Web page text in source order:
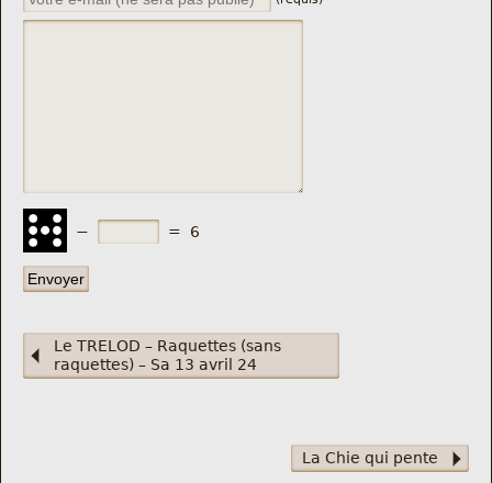
− = 6
Le TRELOD – Raquettes (sans
raquettes) – Sa 13 avril 24
La Chie qui pente